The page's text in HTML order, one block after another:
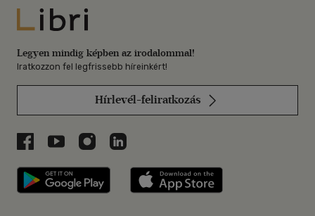
Libri
Legyen mindig képben az irodalommal!
Iratkozzon fel legfrissebb híreinkért!
Hírlevél-feliratkozás
Libri a Facebookon
Libri a Youtube-on
Libri az Instagramon
Libri a LinkedInen
Libri applikáció Szerezd meg: Google